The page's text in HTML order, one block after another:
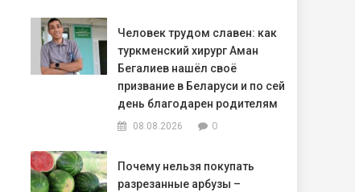
Человек трудом славен: как
туркменский хирург Аман
Бегалиев нашёл своё
призвание в Беларуси и по сей
день благодарен родителям
08.08.2026 0
Почему нельзя покупать
разрезанные арбузы –